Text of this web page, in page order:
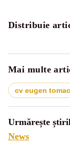
Distribuie
Mai multe
cv eugen tomac
Urmărește
News